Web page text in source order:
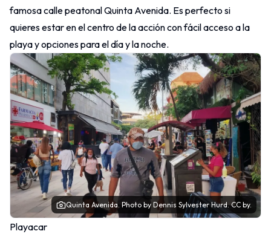
famosa calle peatonal Quinta Avenida. Es perfecto si
quieres estar en el centro de la acción con fácil acceso a la
playa y opciones para el día y la noche.
Quinta Avenida. Photo by Dennis Sylvester Hurd.CC by.
Playacar